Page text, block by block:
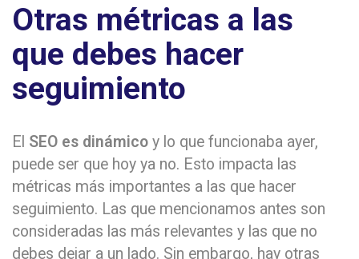
Otras métricas a las
que debes hacer
seguimiento
El SEO es dinámico y lo que funcionaba ayer,
puede ser que hoy ya no. Esto impacta las
métricas más importantes a las que hacer
seguimiento. Las que mencionamos antes son
consideradas las más relevantes y las que no
debes dejar a un lado. Sin embargo, hay otras